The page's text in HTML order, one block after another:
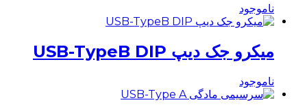
ناموجود
میکرو جک دیپ USB-TypeB DIP
ناموجود